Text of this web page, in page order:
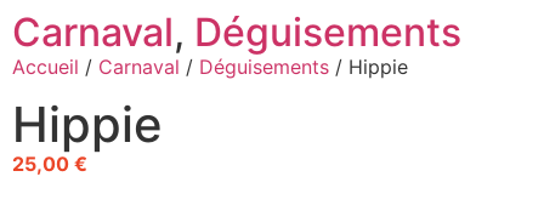
Carnaval, Déguisements
Accueil / Carnaval / Déguisements / Hippie
Hippie
25,00 €